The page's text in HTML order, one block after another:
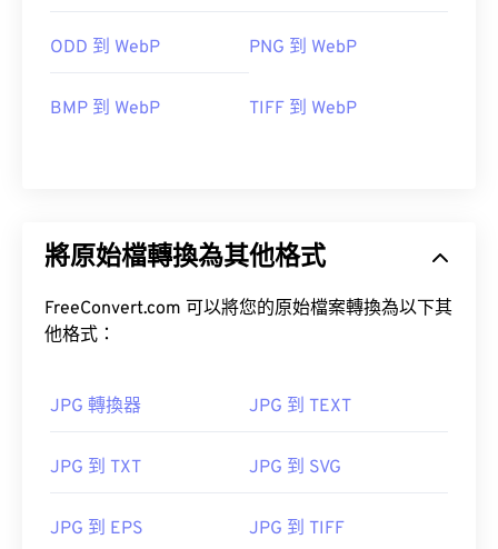
ODD 到 WebP PNG 到 WebP
BMP 到 WebP TIFF 到 WebP
將原始檔轉換為其他格式
FreeConvert.com 可以將您的原始檔案轉換為以下其
他格式：
JPG 轉換器 JPG 到 TEXT
JPG 到 TXT JPG 到 SVG
JPG 到 EPS JPG 到 TIFF